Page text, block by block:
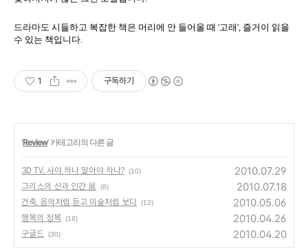
드라마도 시들하고 복잡한 책은 머리에 안 들어올 때 '고래', 즐거이 읽을
수 있는 책입니다.
1 구독하기
'Review' 카테고리의 다른 글
3D TV, 사야 하나 말아야 하나? (10) 2010.07.29
그리스의 신과 인간 展 (8) 2010.07.18
건축, 음악처럼 듣고 미술처럼 보다 (12) 2010.05.06
행복의 정복 (18) 2010.04.26
구글드 (30) 2010.04.20